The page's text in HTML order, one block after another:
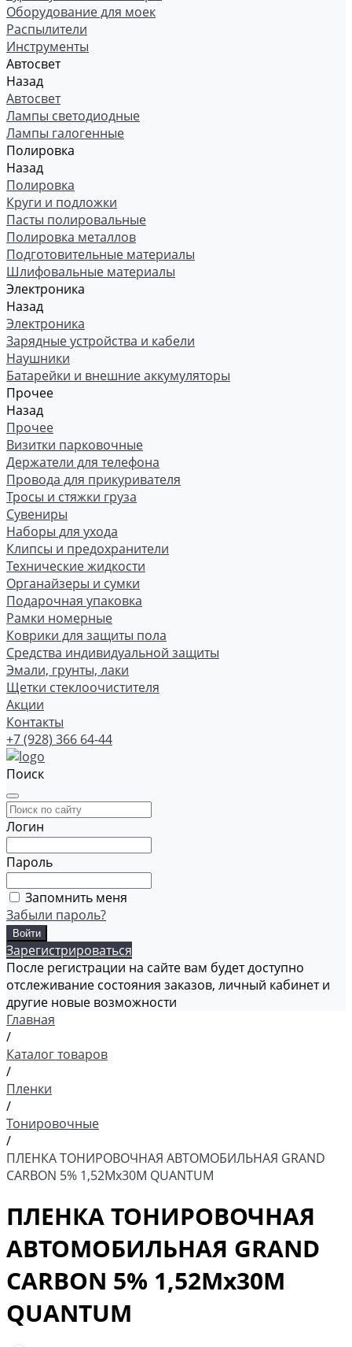
Оборудование для моек
Распылители
Инструменты
Автосвет
Назад
Автосвет
Лампы светодиодные
Лампы галогенные
Полировка
Назад
Полировка
Круги и подложки
Пасты полировальные
Полировка металлов
Подготовительные материалы
Шлифовальные материалы
Электроника
Назад
Электроника
Зарядные устройства и кабели
Наушники
Батарейки и внешние аккумуляторы
Прочее
Назад
Прочее
Визитки парковочные
Держатели для телефона
Провода для прикуривателя
Тросы и стяжки груза
Сувениры
Наборы для ухода
Клипсы и предохранители
Технические жидкости
Органайзеры и сумки
Подарочная упаковка
Рамки номерные
Коврики для защиты пола
Средства индивидуальной защиты
Эмали, грунты, лаки
Щетки стеклоочистителя
Акции
Контакты
+7 (928) 366 64-44
Поиск
Логин
Пароль
Запомнить меня
Забыли пароль?
Зарегистрироваться
После регистрации на сайте вам будет доступно
отслеживание состояния заказов, личный кабинет и
другие новые возможности
Главная
/
Каталог товаров
/
Пленки
/
Тонировочные
/
ПЛЕНКА ТОНИРОВОЧНАЯ АВТОМОБИЛЬНАЯ GRAND
CARBON 5% 1,52Мх30М QUANTUM
ПЛЕНКА ТОНИРОВОЧНАЯ
АВТОМОБИЛЬНАЯ GRAND
CARBON 5% 1,52Мх30М
QUANTUM